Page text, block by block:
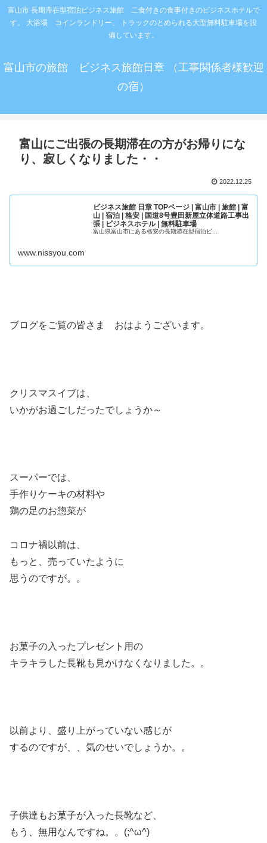
富山市 長期滞在型宿泊ビジネス旅館 二食付きの食事付きのビジネスホテルで
す。 大浴場 コインランドリー、 トラックのとめられる大型無料駐車場を設
備しています。
富山市の旅館 ビジネス旅館日章 （工事関係者様歓迎
の宿）
富山にご出張の長期滞在の方がお帰りにな
り、寂しくなりました・・
2022.12.25
ビジネス旅館 日章 TOPページ | 富山市 | 旅館 | 富
山 | 宿泊 | 格安 | 国道8号豊田新屋立体道路工事出
張 | ビジネスホテル | 無料駐車場
富山県富山市にある格安の長期滞在型宿泊ビ...
www.nissyou.com
ブログをご覧の皆さま おはようございます。
クリスマスイブは、
いかがお過ごしだったでしょうか～
スーパーでは、
手作りケーキの材料や
鶏の足のお惣菜が
コロナ禍以前は、
もっと、売っていたように
思うのですが。。
お菓子の入ったプレゼント用の
キラキラした長靴も見かけなくなりました。。
以前より、盛り上がっていない感じが
するのですが、、気のせいでしょうか。。
子供達もお菓子が入った長靴など、
もう、無用なんですね。。(;^ω^)